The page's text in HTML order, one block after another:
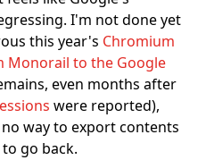
I'm not done yet
this year's Chromium
Monorail to the Google
even months after
were reported),
way to export contents
go back.